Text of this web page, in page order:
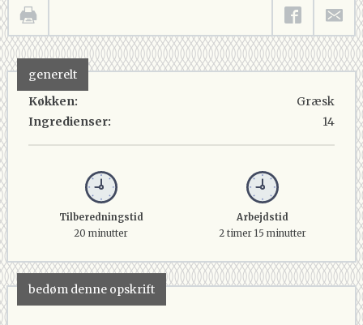
generelt
Køkken:
Ingredienser:
Græsk
14
Tilberedningstid
20 minutter
Arbejdstid
2 timer 15 minutter
bedøm denne opskrift